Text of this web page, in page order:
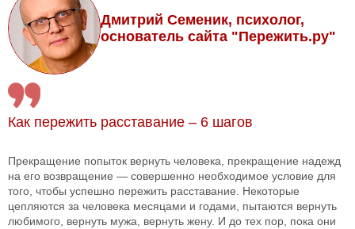
Дмитрий Семеник, психолог,
основатель сайта "Пережить.ру"
Как пережить расставание – 6 шагов
Прекращение попыток вернуть человека, прекращение надежд
на его возвращение — совершенно необходимое условие для
того, чтобы успешно пережить расставание. Некоторые
цепляются за человека месяцами и годами, пытаются вернуть
любимого, вернуть мужа, вернуть жену. И до тех пор, пока они